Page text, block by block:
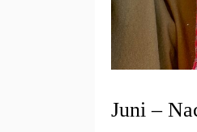
Juni –